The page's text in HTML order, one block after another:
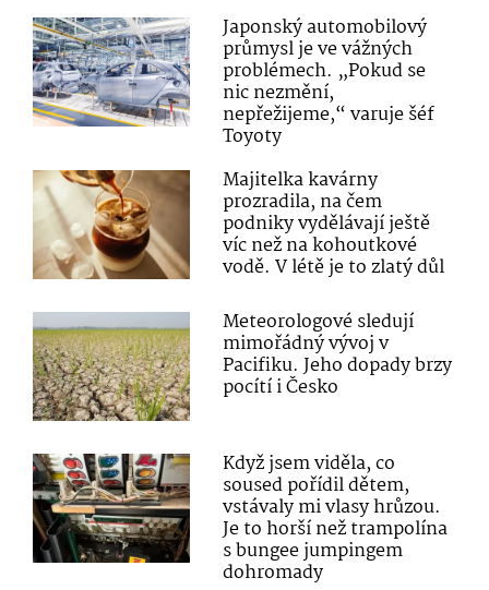
Japonský automobilový
průmysl je ve vážných
problémech. „Pokud se
nic nezmění,
nepřežijeme,“ varuje šéf
Toyoty
Majitelka kavárny
prozradila, na čem
podniky vydělávají ještě
víc než na kohoutkové
vodě. V létě je to zlatý důl
Meteorologové sledují
mimořádný vývoj v
Pacifiku. Jeho dopady brzy
pocítí i Česko
Když jsem viděla, co
soused pořídil dětem,
vstávaly mi vlasy hrůzou.
Je to horší než trampolína
s bungee jumpingem
dohromady